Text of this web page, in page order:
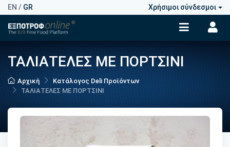
EN / GR Χρήσιμοι σύνδεσμοι
ΤΑΛΙΑΤΕΛΕΣ ΜΕ ΠΟΡΤΣΙΝΙ
Αρχική
Κατάλογος Deli Προϊόντων
ΤΑΛΙΑΤΕΛΕΣ ΜΕ ΠΟΡΤΣΙΝΙ